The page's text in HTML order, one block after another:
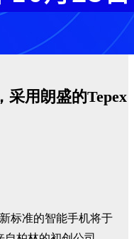
采用朗盛的Tepex
标准的智能手机将于